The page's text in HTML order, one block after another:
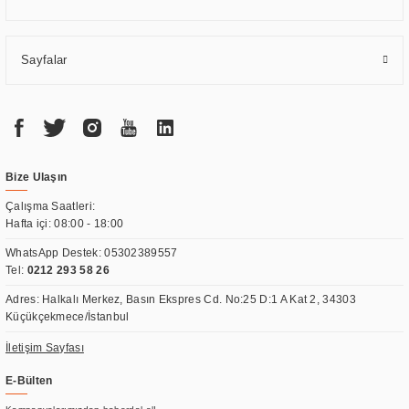
Sayfalar
Bize Ulaşın
Çalışma Saatleri:
Hafta içi: 08:00 - 18:00
WhatsApp Destek:05302389557
Tel: 0212 293 58 26
Adres: Halkalı Merkez, Basın Ekspres Cd. No:25 D:1 A Kat 2, 34303
Küçükçekmece/İstanbul
İletişim Sayfası
E-Bülten